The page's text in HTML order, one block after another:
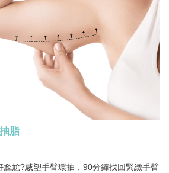
脂
尷尬?威塑手臂環抽，90分鐘找回緊緻手臂